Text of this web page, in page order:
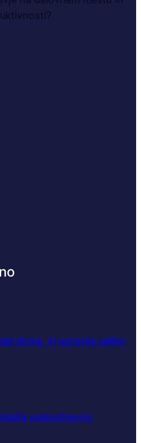
doma, ki opravlja veliko
vsakodnevno